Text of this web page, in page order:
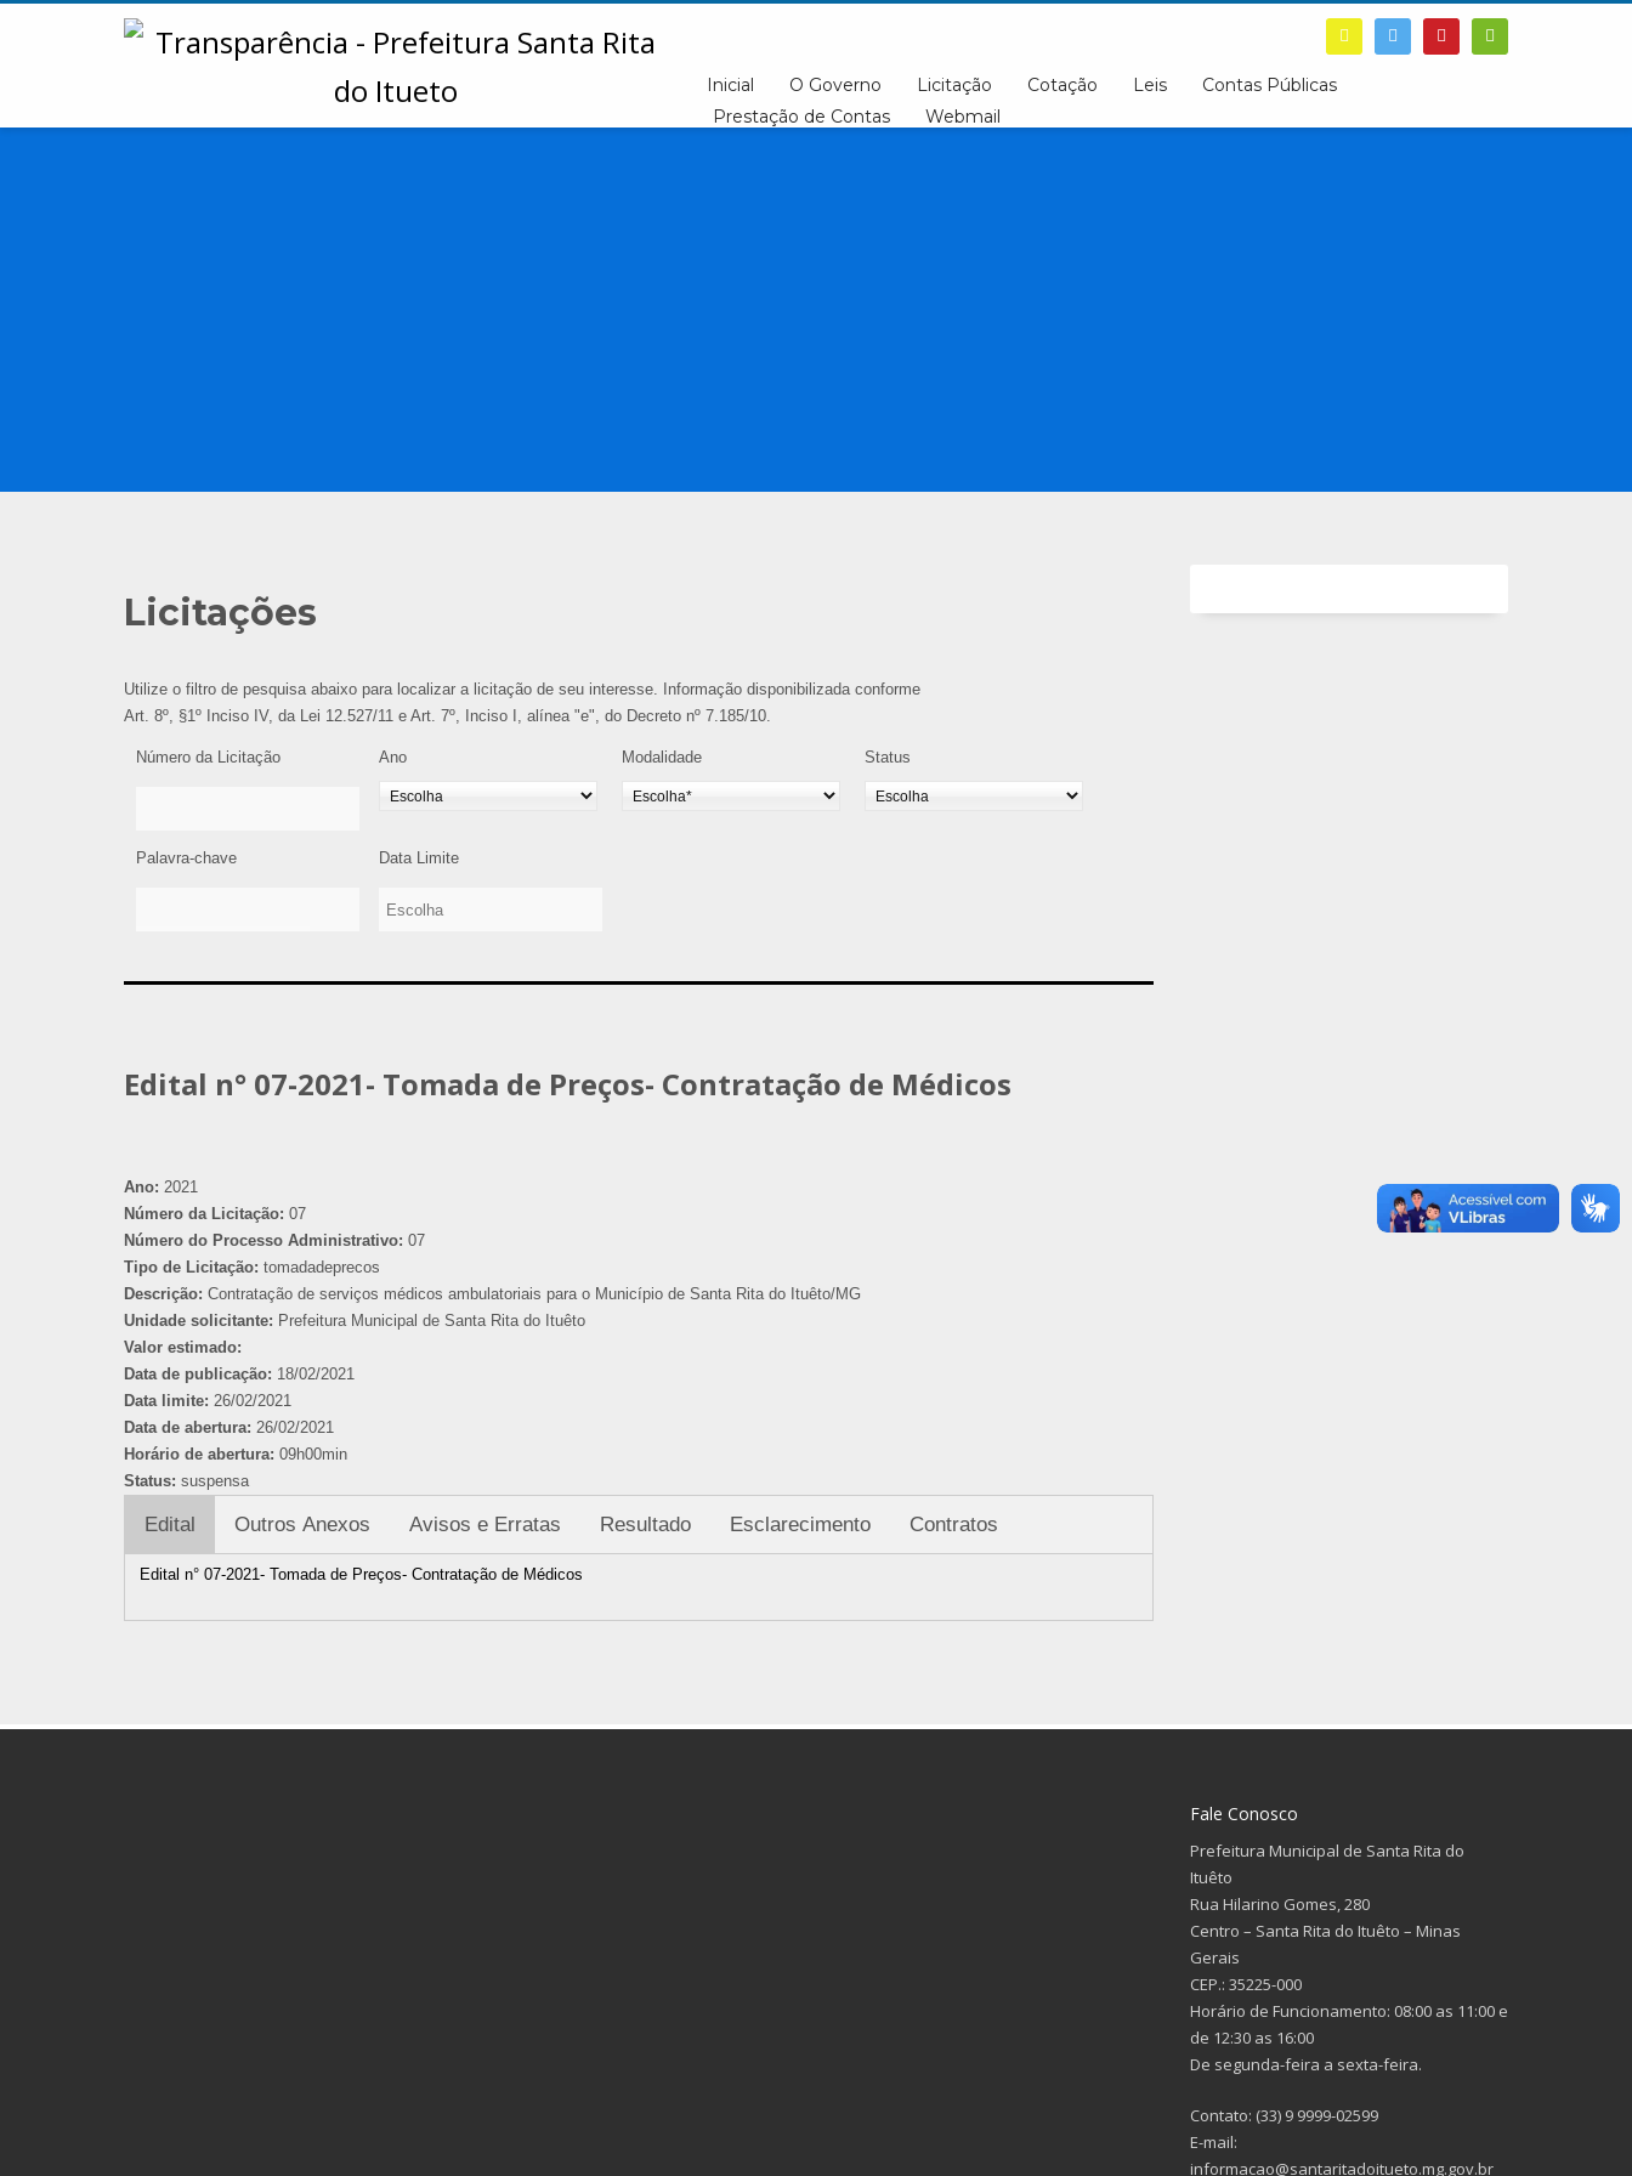
Inicial O Governo Licitação Cotação Leis
Contas Públicas
Prestação de Contas
Webmail
Licitações
Utilize o filtro de pesquisa abaixo para localizar a licitação de seu interesse. Informação disponibilizada conforme
Art. 8º, §1º Inciso IV, da Lei 12.527/11 e Art. 7º, Inciso I, alínea "e", do Decreto nº 7.185/10.
Número da Licitação Ano Modalidade Status
Palavra-chave Data Limite
Edital n° 07-2021- Tomada de Preços- Contratação de Médicos
Ano: 2021
Número da Licitação: 07
Número do Processo Administrativo: 07
Tipo de Licitação: tomadadeprecos
Descrição: Contratação de serviços médicos ambulatoriais para o Município de Santa Rita do Ituêto/MG
Unidade solicitante: Prefeitura Municipal de Santa Rita do Ituêto
Valor estimado:
Data de publicação: 18/02/2021
Data limite: 26/02/2021
Data de abertura: 26/02/2021
Horário de abertura: 09h00min
Status: suspensa
Edital Outros Anexos Avisos e Erratas Resultado Esclarecimento Contratos
Edital n° 07-2021- Tomada de Preços- Contratação de Médicos
Fale Conosco
Prefeitura Municipal de Santa Rita do
Ituêto
Rua Hilarino Gomes, 280
Centro – Santa Rita do Ituêto – Minas
Gerais
CEP.: 35225-000
Horário de Funcionamento: 08:00 as 11:00 e
de 12:30 as 16:00
De segunda-feira a sexta-feira.
Contato: (33) 9 9999-02599
E-mail:
informacao@santaritadoitueto.mg.gov.br